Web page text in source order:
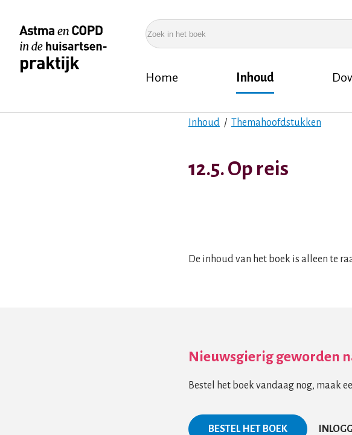
Hoofdnavigatie
Home Inhoud
Zoek
in
Inhoud Themahoofdstukken
12.5. Op reis
De inhoud van het boek is alleen te
Nieuwsgierig geworden
Bestel het boek vandaag nog, maak
BESTEL HET BOEK